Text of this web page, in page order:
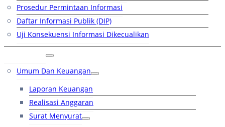
Prosedur Permintaan Informasi
Daftar Informasi Publik (DIP)
Uji Konsekuensi Informasi Dikecualikan
Umum Dan Keuangan
Laporan Keuangan
Realisasi Anggaran
Surat Menyurat